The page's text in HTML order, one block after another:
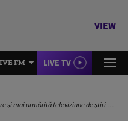
VIEW
FM LIVE TV
urmărită televiziune de știri din România